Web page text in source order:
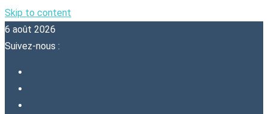
Skip to content
6 août 2026
Suivez-nous :